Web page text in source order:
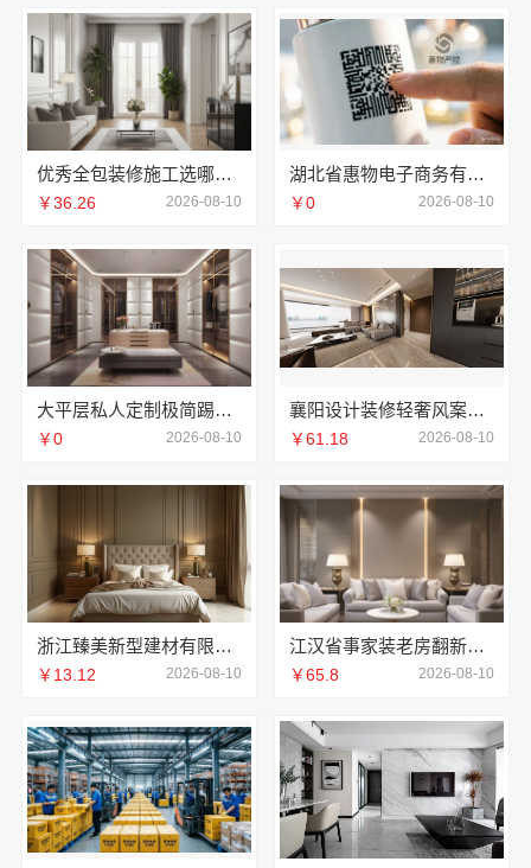
优秀全包装修施工选哪家，云南至高新型建材有限公司实力保障
￥36.26 2026-08-10
湖北省惠物电子商务有限公司：畅销生鲜食品软件功能全解析
￥0 2026-08-10
大平层私人定制极简踢脚线评测江苏东钢金属家居有限公司
￥0 2026-08-10
襄阳设计装修轻奢风案例湖北百年米莱空间美学装饰材料有限公司
￥61.18 2026-08-10
浙江臻美新型建材有限公司金华旧房改造环保可靠
￥13.12 2026-08-10
江汉省事家装老房翻新，本地快装（湖北）科技有限公司一站式服务
￥65.8 2026-08-10